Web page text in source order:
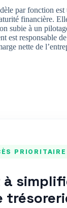
par fonction est
financière.
subie à un
est responsable
nette de
PRIORITAIRE
à